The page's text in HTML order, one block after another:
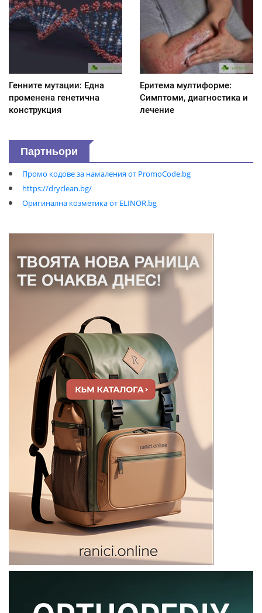
Генните мутации: Една
променена генетична
конструкция
Еритема мултиформе:
Симптоми, диагностика и
лечение
Партньори
Промо кодове за намаления от PromoCode.bg
https://dryclean.bg/
Оригинална козметика от ELINOR.bg